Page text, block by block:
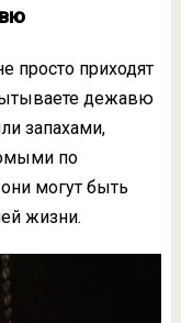
просто приходят
дежавю
запахами,
по
могут быть
жизни.